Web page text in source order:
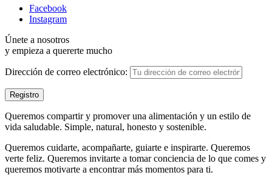
Facebook
Instagram
Únete a nosotros
y empieza a quererte mucho
Dirección de correo electrónico:
Queremos compartir y promover una alimentación y un estilo de
vida saludable. Simple, natural, honesto y sostenible.
Queremos cuidarte, acompañarte, guiarte e inspirarte. Queremos
verte feliz. Queremos invitarte a tomar conciencia de lo que comes y
queremos motivarte a encontrar más momentos para ti.